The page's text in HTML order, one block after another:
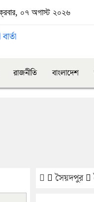
০৭ অগাস্ট ২০২৬
রাজনীতি বাংলাদেশ
সৈয়দপুর